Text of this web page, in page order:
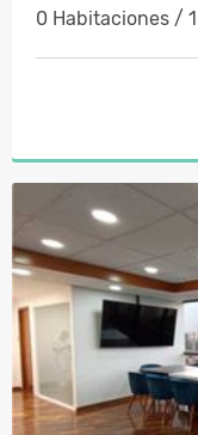
0 Habitaciones /